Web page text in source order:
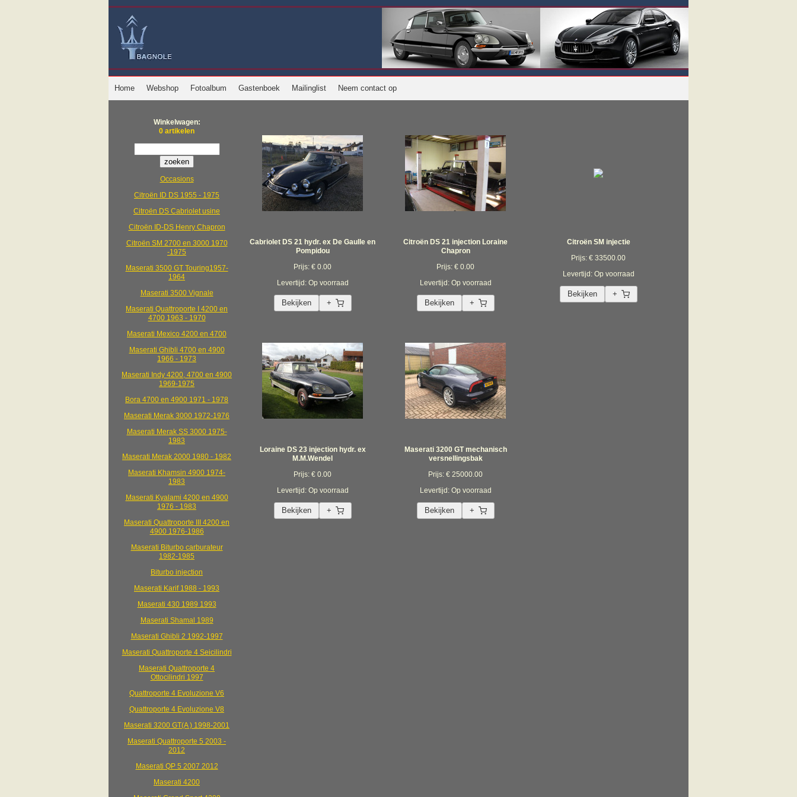
Home Webshop Fotoalbum Gastenboek Mailinglist Neem contact op
Winkelwagen:
0 artikelen
Occasions
Citroën ID DS 1955 - 1975
Citroën DS Cabriolet usine
Citroën ID-DS Henry Chapron
Citroën SM 2700 en 3000 1970
-1975
Maserati 3500 GT Touring1957-
1964
Maserati 3500 Vignale
Maserati Quattroporte I 4200 en
4700 1963 - 1970
Maserati Mexico 4200 en 4700
Maserati Ghibli 4700 en 4900
1966 - 1973
Maserati Indy 4200, 4700 en 4900
1969-1975
Bora 4700 en 4900 1971 - 1978
Maserati Merak 3000 1972-1976
Maserati Merak SS 3000 1975-
1983
Maserati Merak 2000 1980 - 1982
Maserati Khamsin 4900 1974-
1983
Maserati Kyalami 4200 en 4900
1976 - 1983
Maserati Quattroporte III 4200 en
4900 1976-1986
Maserati Biturbo carburateur
1982-1985
Biturbo injection
Maserati Karif 1988 - 1993
Maserati 430 1989 1993
Maserati Shamal 1989
Maserati Ghibli 2 1992-1997
Maserati Quattroporte 4 Seicilindri
Maserati Quattroporte 4
Ottocilindri 1997
Quattroporte 4 Evoluzione V6
Quattroporte 4 Evoluzione V8
Maserati 3200 GT(A ) 1998-2001
Maserati Quattroporte 5 2003 -
2012
Maserati QP 5 2007 2012
Maserati 4200
Cabriolet DS 21 hydr. ex De Gaulle en
Pompidou
Prijs: € 0.00
Levertijd: Op voorraad
Bekijken +
Citroën DS 21 injection Loraine
Chapron
Prijs: € 0.00
Levertijd: Op voorraad
Bekijken +
Citroën SM injectie
Prijs: € 33500.00
Levertijd: Op voorraad
Bekijken +
Loraine DS 23 injection hydr. ex
M.M.Wendel
Prijs: € 0.00
Levertijd: Op voorraad
Bekijken +
Maserati 3200 GT mechanisch
versnellingsbak
Prijs: € 25000.00
Levertijd: Op voorraad
Bekijken +